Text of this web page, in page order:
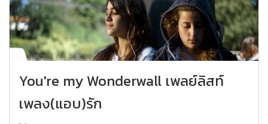
You're my Wonderwall เพลย์ลิสท์
เพลง(แอบ)รัก